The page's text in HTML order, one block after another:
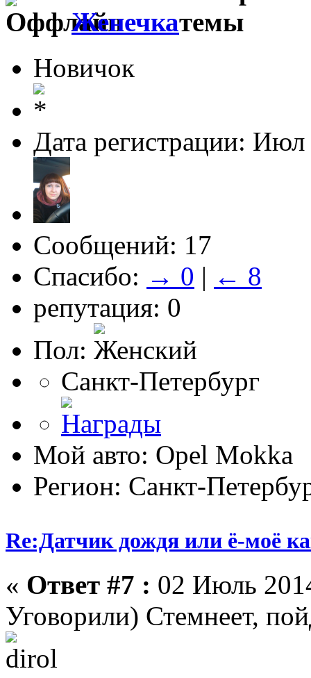
Женечка
Новичок
Дата регистрации:
Сообщений: 17
Спасибо: → 0 | ← 8
репутация: 0
Пол:
Санкт-Петербург
Мой авто: Оpel Mokka
Регион: Санкт-
Re:Датчик дождя или ё-моё
« Ответ #7 : 02 Июль
Уговорили) Стемнеет,